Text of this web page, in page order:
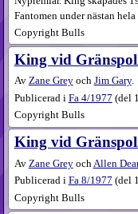
Fantomen under nästan hela
Copyright Bulls
King vid
Av Zane Greyoch Jim Gary.
Publicerad i Fa4​/1977 (del 1
Copyright Bulls
King vid
Av Zane Greyoch Allen
Publicerad i Fa8​/1977 (del 1
Copyright Bulls